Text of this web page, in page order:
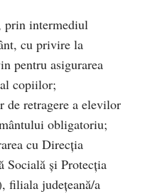
prin intermediul
cu privire la
pentru asigurarea
copiilor;
de retragere a elevilor
obligatoriu;
cu Direcția
Socială și Protecția
filiala județeană/a